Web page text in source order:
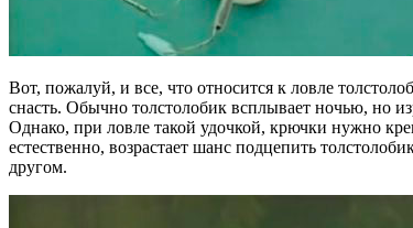
Вот, пожалуй, и все, что относится к ловле
снасть. Обычно толстолобик всплывает ночью, но
Однако, при ловле такой удочкой, крючки нужно
естественно, возрастает шанс подцепить
другом.